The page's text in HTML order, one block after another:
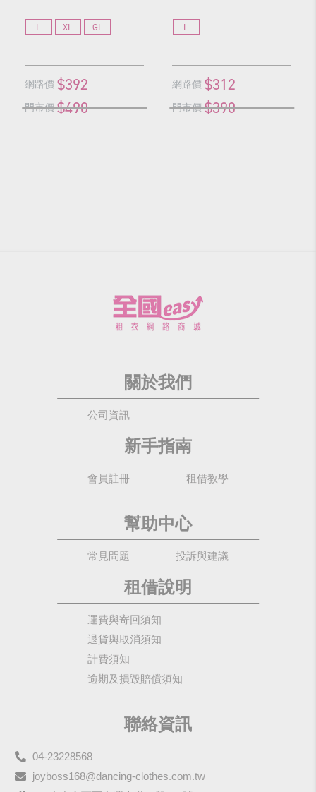
L XL GL
網路價 $392
門市價 $490
L
網路價 $312
門市價 $390
關於我們
公司資訊
新手指南
會員註冊 租借教學
幫助中心
常見問題 投訴與建議
租借說明
運費與寄回須知
退貨與取消須知
計費須知
逾期及損毀賠償須知
聯絡資訊
04-23228568
joyboss168@dancing-clothes.com.tw